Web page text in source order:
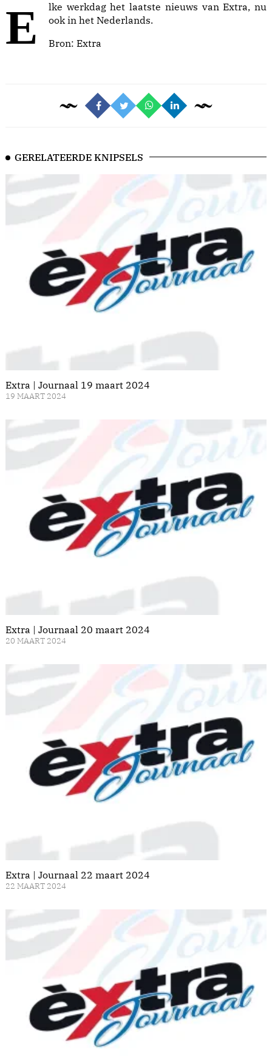
Elke werkdag het laatste nieuws van Extra, nu
ook in het Nederlands.
Bron: Extra
GERELATEERDE KNIPSELS
Extra | Journaal 19 maart 2024
19 MAART 2024
Extra | Journaal 20 maart 2024
20 MAART 2024
Extra | Journaal 22 maart 2024
22 MAART 2024